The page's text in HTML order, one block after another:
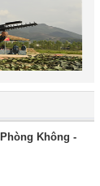
Không -